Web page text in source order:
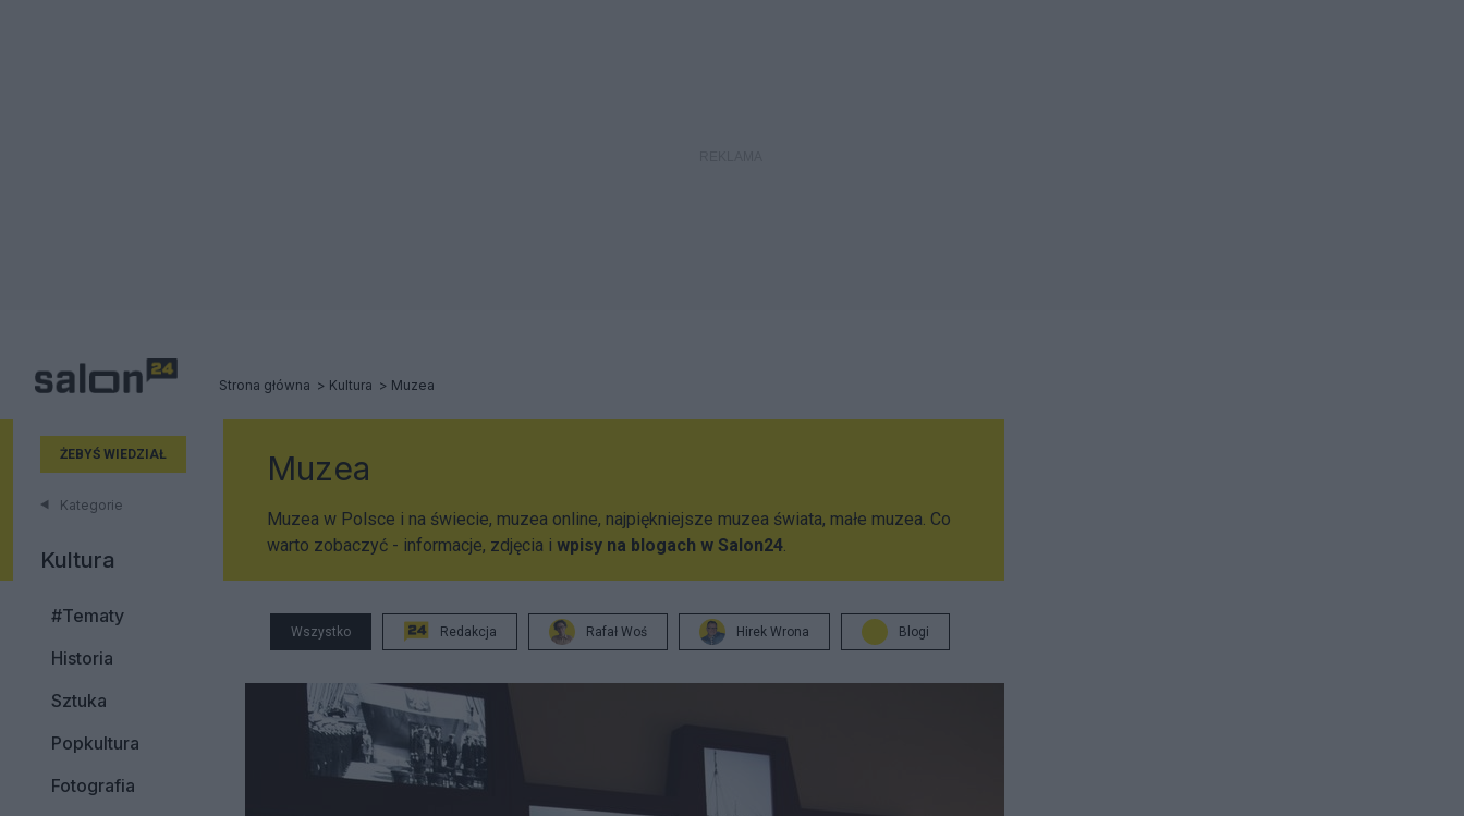
Strona główna Kultura Muzea
ŻEBYŚ WIEDZIAŁ
Kategorie
Kultura
#Tematy
Historia
Sztuka
Popkultura
Fotografia
Muzea
Muzea w Polsce i na świecie, muzea online, najpiękniejsze muzea świata, małe muzea. Co
warto zobaczyć - informacje, zdjęcia i wpisy na blogach w Salon24.
Wszystko Redakcja Rafał Woś Hirek Wrona Blogi